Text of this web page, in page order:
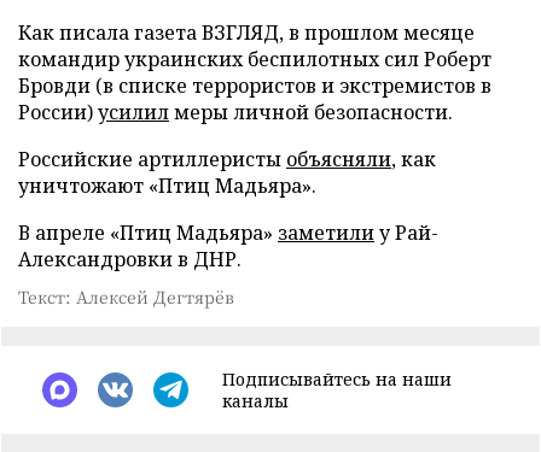
Как писала газета ВЗГЛЯД, в прошлом месяце
командир украинских беспилотных сил Роберт
Бровди (в списке террористов и экстремистов в
России)усилилмеры личной безопасности.
Российские артиллеристы объясняли, как
уничтожают «Птиц Мадьяра».
В апреле «Птиц Мадьяра» заметилиу Рай-
Александровки в ДНР.
Текст: Алексей Дегтярёв
Подписывайтесь на наши
каналы